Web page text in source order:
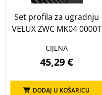
Set profila za ugradnju
VELUX ZWC MK04 0000T
CIJENA
45,29 €
DODAJ U KOŠARICU